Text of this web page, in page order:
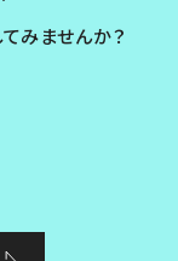
みませんか？